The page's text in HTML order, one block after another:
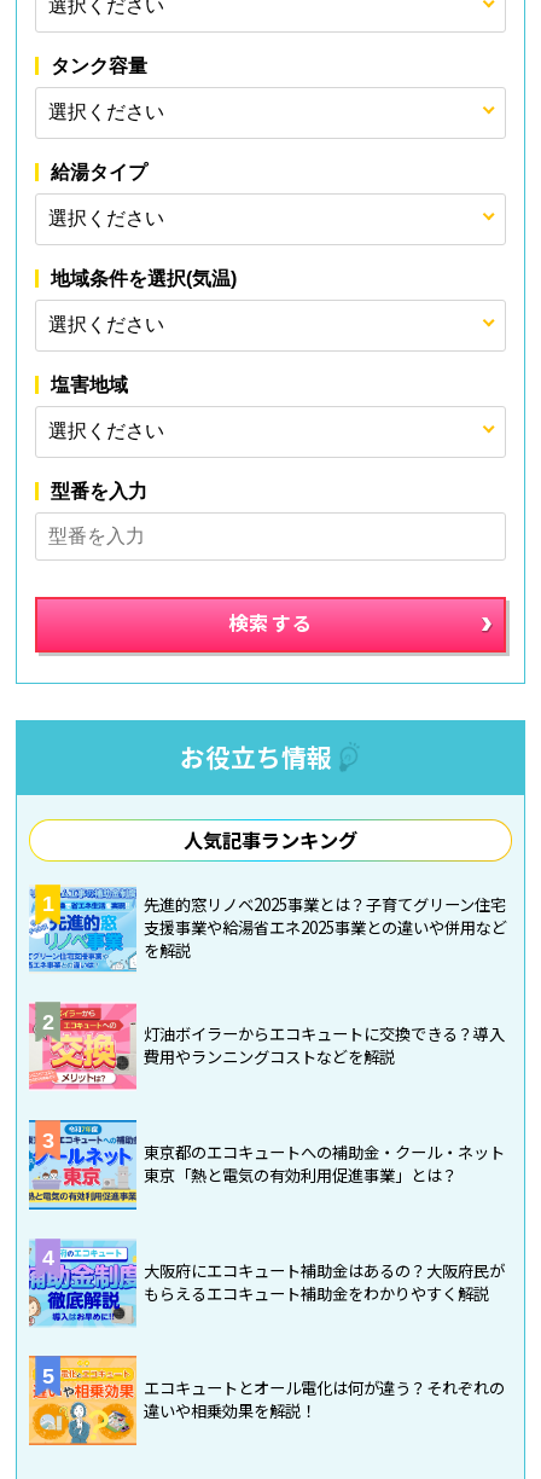
タンク容量
給湯タイプ
地域条件を選択(気温)
塩害地域
型番を入力
お役立ち情報
人気記事ランキング
1
先進的窓リノベ2025事業とは？子育てグリーン住宅
支援事業や給湯省エネ2025事業との違いや併用など
を解説
2
灯油ボイラーからエコキュートに交換できる？導入
費用やランニングコストなどを解説
3
東京都のエコキュートへの補助金・クール・ネット
東京「熱と電気の有効利用促進事業」とは？
4
大阪府にエコキュート補助金はあるの？大阪府民が
もらえるエコキュート補助金をわかりやすく解説
5
エコキュートとオール電化は何が違う？それぞれの
違いや相乗効果を解説！